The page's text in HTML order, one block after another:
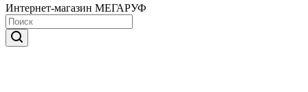
Интернет-магазин МЕГАРУФ